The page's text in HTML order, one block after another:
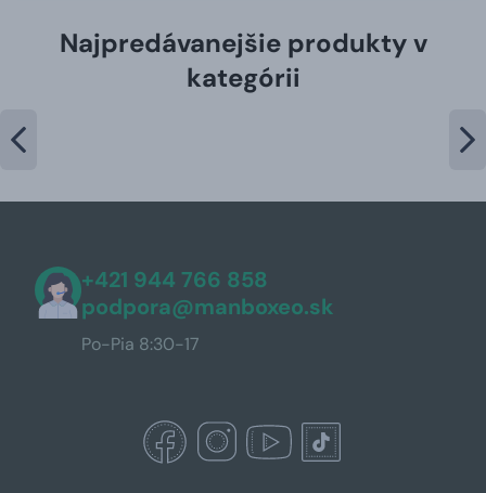
Najpredávanejšie produkty v
kategórii
+421 944 766 858
podpora@manboxeo.sk
Po-Pia 8:30-17